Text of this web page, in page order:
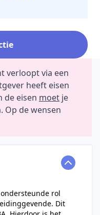
verloopt via een
heeft eisen
de eisen moet je
Op de wensen
rol
Dit